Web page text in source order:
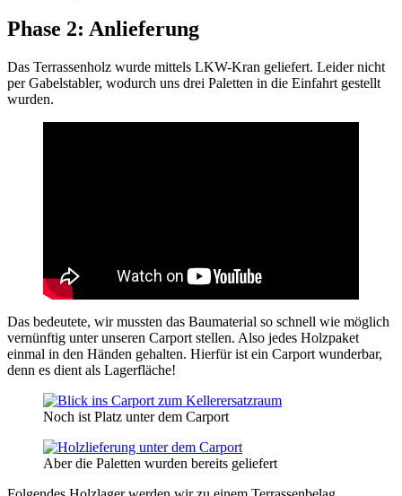
Phase 2: Anlieferung
Das Terrassenholz wurde mittels LKW-Kran geliefert. Leider nicht
per Gabelstabler, wodurch uns drei Paletten in die Einfahrt gestellt
wurden.
Das bedeutete, wir mussten das Baumaterial so schnell wie möglich
vernünftig unter unseren Carport stellen. Also jedes Holzpaket
einmal in den Händen gehalten. Hierfür ist ein Carport wunderbar,
denn es dient als Lagerfläche!
Noch ist Platz unter dem Carport
Aber die Paletten wurden bereits geliefert